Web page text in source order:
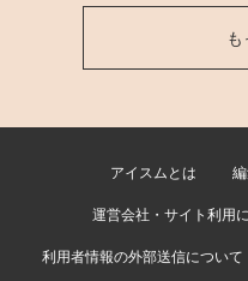
も
アイスムとは
運営会社・サイト利用
利用者情報の外部送信について